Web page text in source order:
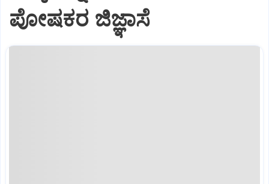
ಪೋಷಕರ ಜಿಜ್ಞಾಸೆ